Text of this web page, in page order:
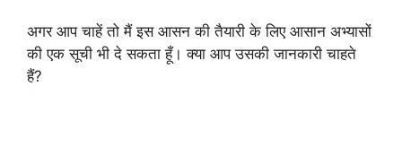
अगर आप चाहें तो मैं इस आसन की तैयारी के लिए आसान अभ्यासों
की एक सूची भी दे सकता हूँ। क्या आप उसकी जानकारी चाहते
हैं?